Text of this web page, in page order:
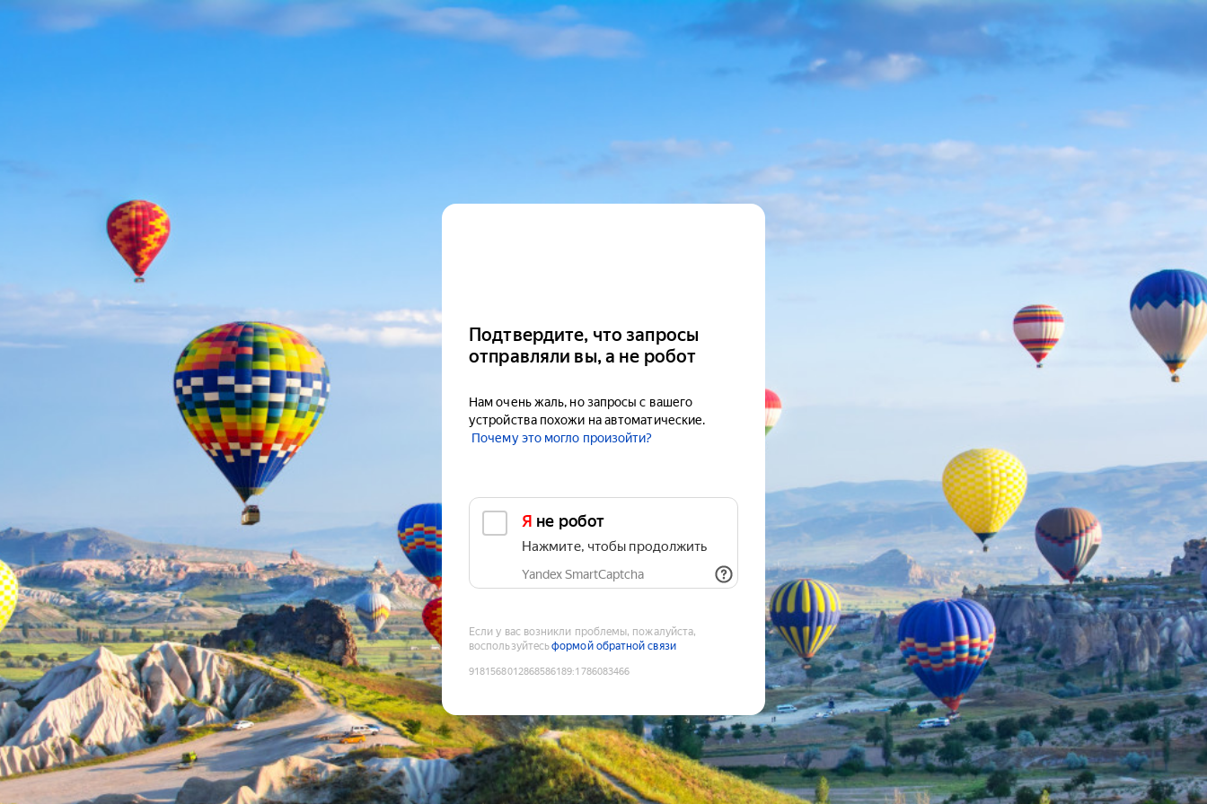
Подтвердите, что запросы
отправляли вы, а не робот
Нам очень жаль, но запросы с вашего
устройства похожи на автоматические.
Почему это могло произойти?
Я не робот
Нажмите, чтобы продолжить
Yandex SmartCaptcha
Если у вас возникли проблемы, пожалуйста,
воспользуйтесьформой обратной связи
9181568012868586189:1786083466